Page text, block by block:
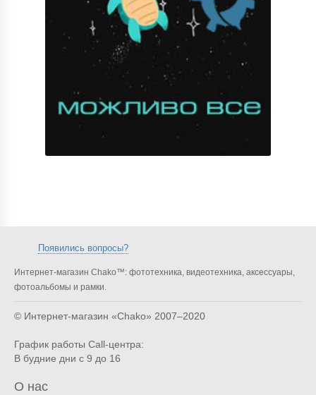
Появились вопросы?
Интернет-магазин Chako™: фототехника, видеотехника, аксессуары,
фотоальбомы и рамки.
© Интернет-магазин «Chako» 2007–2020
График работы Call-центра:
В будние дни с 9 до 16
О нас